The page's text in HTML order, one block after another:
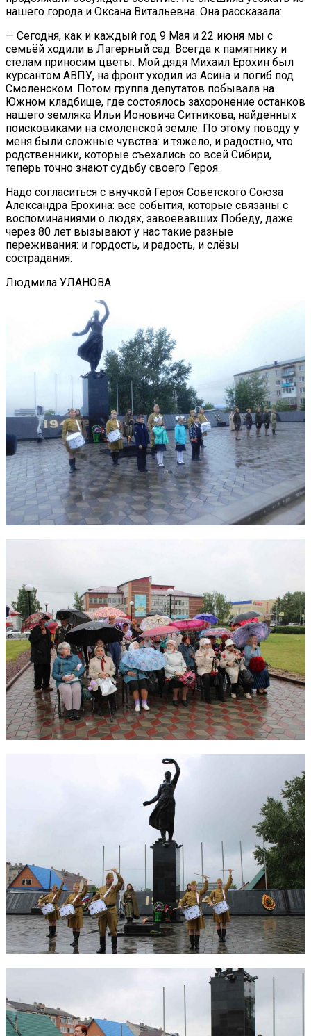
нашего города и Оксана Витальевна. Она рассказала:
— Сегодня, как и каждый год 9 Мая и 22 июня мы с
семьёй ходили в Лагерный сад. Всегда к памятнику и
стелам приносим цветы. Мой дядя Михаил Ерохин был
курсантом АВПУ, на фронт уходил из Асина и погиб под
Смоленском. Потом группа депутатов побывала на
Южном кладбище, где состоялось захоронение останков
нашего земляка Ильи Ионовича Ситникова, найденных
поисковиками на смоленской земле. По этому поводу у
меня были сложные чувства: и тяжело, и радостно, что
родственники, которые съехались со всей Сибири,
теперь точно знают судьбу своего Героя.
Надо согласиться с внучкой Героя Советского Союза
Александра Ерохина: все события, которые связаны с
воспоминаниями о людях, завоевавших Победу, даже
через 80 лет вызывают у нас такие разные
переживания: и гордость, и радость, и слёзы
сострадания.
Людмила УЛАНОВА